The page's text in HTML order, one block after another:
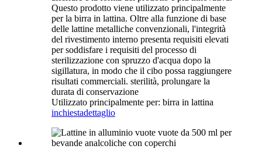
Questo prodotto viene utilizzato principalmente
per la birra in lattina. Oltre alla funzione di base
delle lattine metalliche convenzionali, l'integrità
del rivestimento interno presenta requisiti elevati
per soddisfare i requisiti del processo di
sterilizzazione con spruzzo d'acqua dopo la
sigillatura, in modo che il cibo possa raggiungere
risultati commerciali. sterilità, prolungare la
durata di conservazione
Utilizzato principalmente per: birra in lattina
inchiestadettaglio